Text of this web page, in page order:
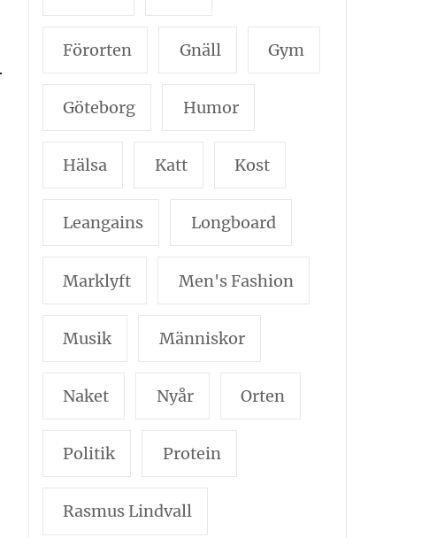
Förorten Gnäll Gym
Göteborg Humor
Hälsa Katt Kost
Leangains Longboard
Marklyft Men's Fashion
Musik Människor
Naket Nyår Orten
Politik Protein
Rasmus Lindvall